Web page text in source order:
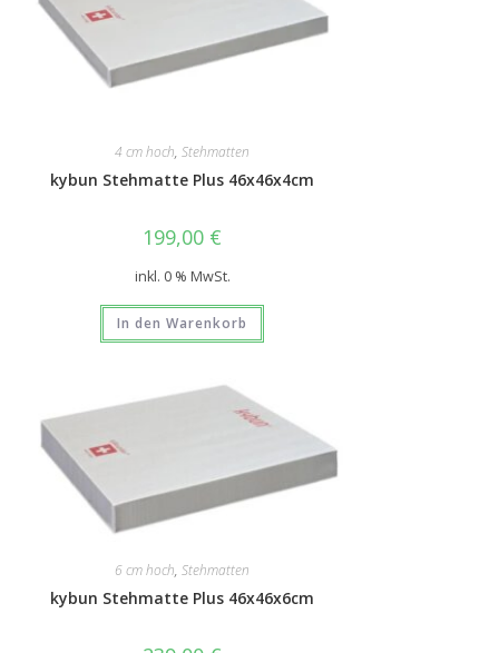
4 cm hoch,Stehmatten
kybun Stehmatte Plus 46x46x4cm
199,00 €
inkl. 0 % MwSt.
In den Warenkorb
6 cm hoch,Stehmatten
kybun Stehmatte Plus 46x46x6cm